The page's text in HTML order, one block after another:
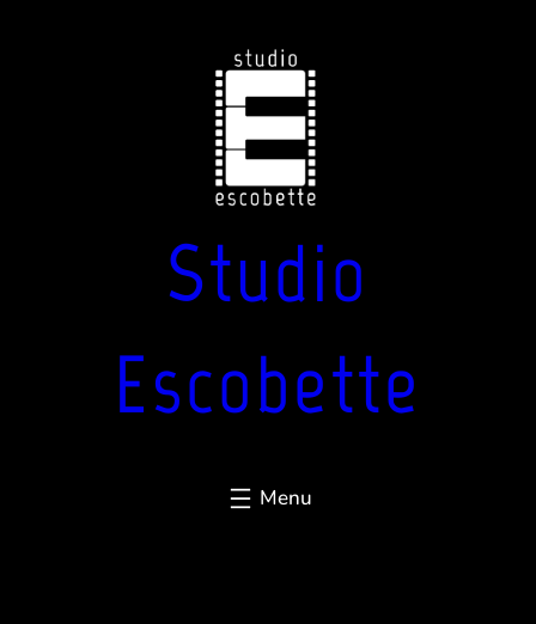
Studio
Escobette